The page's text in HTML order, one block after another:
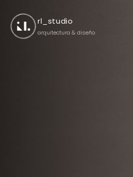
rl_studio
arquitectura & diseño